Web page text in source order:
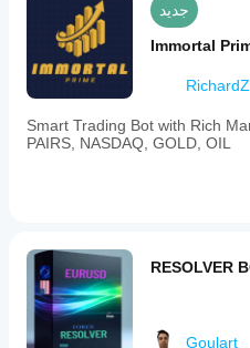
جديد
Immortal
Smart Trading Bot with Rich
PAIRS, NASDAQ, GOLD, OIL
RESOLVER
Goulart